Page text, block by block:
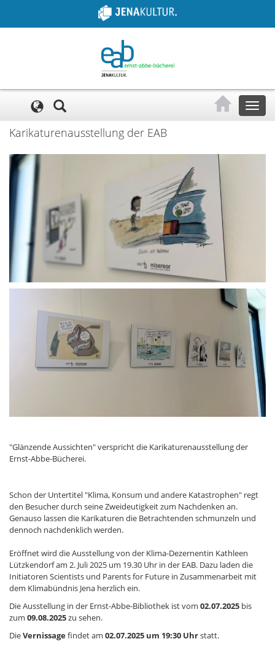
Toggle
Karikaturenausstellung der EAB
"Glänzende Aussichten" verspricht die Karikaturenausstellung der
Ernst-Abbe-Bücherei.
Schon der Untertitel "Klima, Konsum und andere Katastrophen" regt
den Besucher durch seine Zweideutigkeit zum Nachdenken an.
Genauso lassen die Karikaturen die Betrachtenden schmunzeln und
dennoch nachdenklich werden.
Eröffnet wird die Ausstellung von der Klima-Dezernentin Kathleen
Lützkendorf am 2. Juli 2025 um 19.30 Uhr in der EAB. Dazu laden die
Initiatoren Scientists und Parents for Future in Zusammenarbeit mit
dem Klimabündnis Jena herzlich ein.
Die Ausstellung in der Ernst-Abbe-Bibliothek ist vom 02.07.2025 bis
zum 09.08.2025zu sehen.
DieVernissagefindet am 02.07.2025 um 19:30 Uhrstatt.